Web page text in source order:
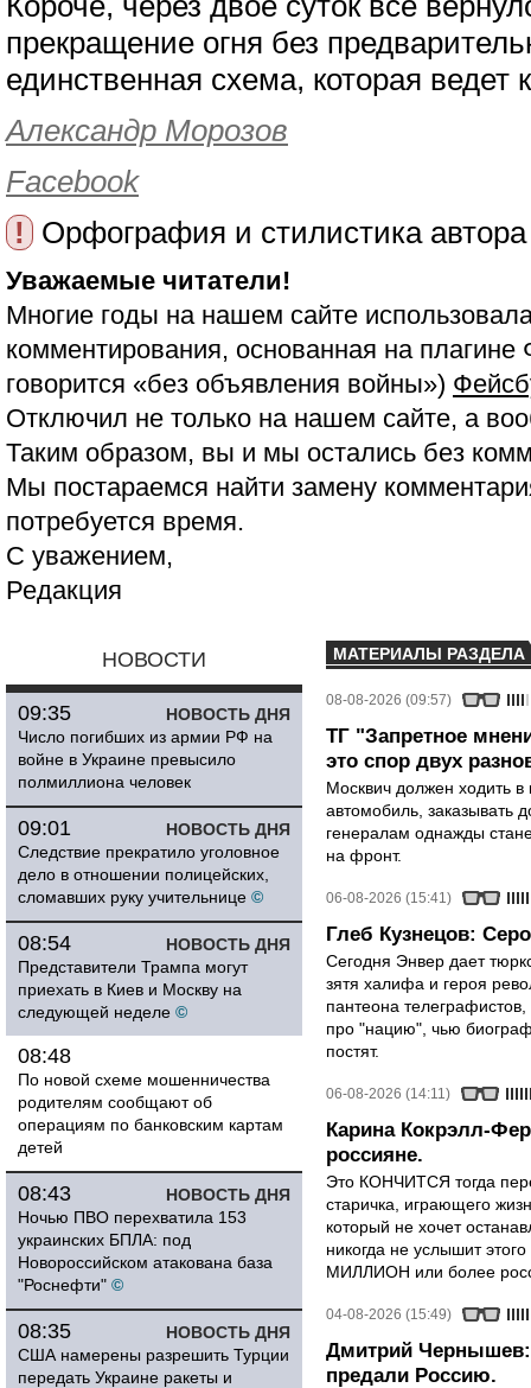
прекращение огня без
единственная схема, которая ведет
Александр Морозов
Facebook
!
Орфография и стилистика
Уважаемые читатели!
Многие годы на нашем сайте
комментирования, основанная на
говорится «без объявления войны»)
Отключил не только на нашем сайте, а
Таким образом, вы и мы остались без
Мы постараемся найти замену
потребуется время.
С уважением,
Редакция
НОВОСТИ
НОВОСТЬ ДНЯ
09:35
Число погибших из армии РФ на
войне в Украине превысило
полмиллиона человек
НОВОСТЬ ДНЯ
09:01
Следствие прекратило уголовное
дело в отношении полицейских,
сломавших руку учительнице ©
НОВОСТЬ ДНЯ
08:54
Представители Трампа могут
приехать в Киев и Москву на
следующей неделе ©
08:48
По новой схеме мошенничества
родителям сообщают об
операциям по банковским картам
детей
НОВОСТЬ ДНЯ
08:43
Ночью ПВО перехватила 153
украинских БПЛА: под
Новороссийском атакована база
"Роснефти" ©
НОВОСТЬ ДНЯ
08:35
США намерены разрешить Турции
передать Украине ракеты и
МАТЕРИАЛЫ РАЗДЕЛА
08-08-2026 (09:57)
ТГ "Запретное
это спор двух
Москвич должен ходить в
автомобиль, заказывать
генералам однажды
на фронт.
06-08-2026 (15:41)
Глеб Кузнецов:
Сегодня Энвер дает
зятя халифа и героя
пантеона
про "нацию", чью
постят.
06-08-2026 (14:11)
Карина Кокрэлл-
россияне.
Это КОНЧИТСЯ тогда
старичка, играющего
который не хочет
никогда не услышит
МИЛЛИОН или более
04-08-2026 (15:49)
Дмитрий Чернышев:
предали Россию.